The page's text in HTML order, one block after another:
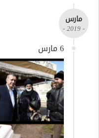
مارس
- 2019 -
6 مارس